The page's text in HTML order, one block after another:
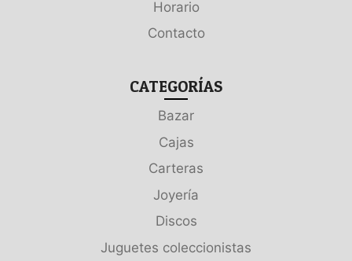
Horario
Contacto
CATEGORÍAS
Bazar
Cajas
Carteras
Joyería
Discos
Juguetes coleccionistas